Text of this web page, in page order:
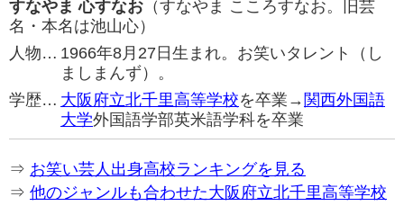
すなやま 心すなお （すなやま こころすなお。旧芸
名・本名は池山心）
人物… 1966年8月27日生まれ。お笑いタレント（し
ましまんず）。
学歴… 大阪府立北千里高等学校を卒業→ 関西外国語
大学外国語学部英米語学科を卒業
⇒ お笑い芸人出身高校ランキングを見る
⇒ 他のジャンルも合わせた大阪府立北千里高等学校